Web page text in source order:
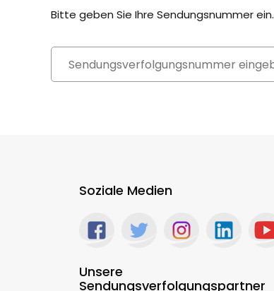
Bitte geben Sie Ihre Sendungsnummer ein.
Soziale Medien
Unsere
Sendungsverfolgungspartner